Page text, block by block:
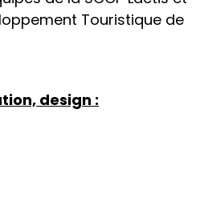
Touristique de
design :